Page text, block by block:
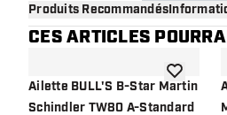
Produits Recommandés
CES ARTICLES
Ailette BULL'S B-Star Martin
Schindler TW80 A-Standard
ajouter à